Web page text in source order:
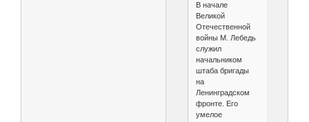
В начале
Великой
Отечественной
войны М. Лебедь
служил
начальни­ком
штаба бригады
на
Ленинградском
фронте. Его
умелое